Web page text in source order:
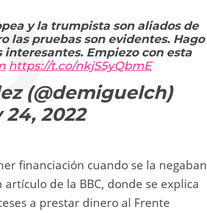
y la trumpista son aliados de
las pruebas son evidentes. Hago
Empiezo con esta
https://t.co/nkjS5yQbmE
(@demiguelch)
2022
financiación cuando se la negaban
de la BBC, donde se explica
a prestar dinero al Frente